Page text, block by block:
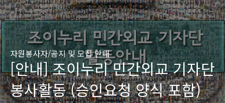
자원봉사자/공지 및 모집 안내
[안내] 조이누리 민간외교 기자단
봉사활동 (승인요청 양식 포함)